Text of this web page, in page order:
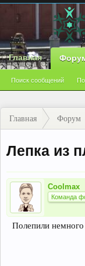
Главная
Поиск сообщений
Главная Форум
Лепка из
Coolmax
Команда
Полепили